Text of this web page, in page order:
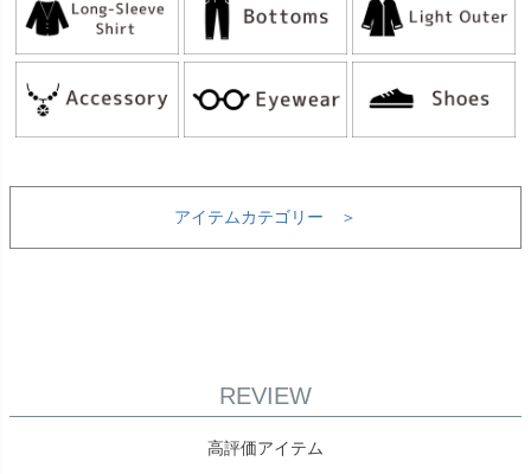
アイテムカテゴリー ＞
REVIEW
高評価アイテム